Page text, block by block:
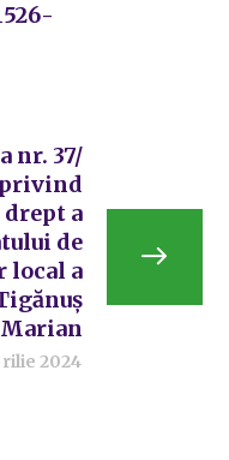
nr. 37/
privind
a
de
local a
Marian
2024